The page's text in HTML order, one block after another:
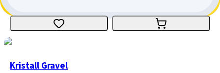
Kristall Gravel